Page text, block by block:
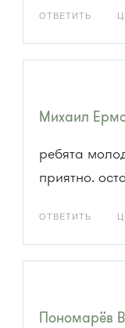
ОТВЕТИТЬ
Михаил
ребята
приятно.
ОТВЕТИТЬ
Пономарёв